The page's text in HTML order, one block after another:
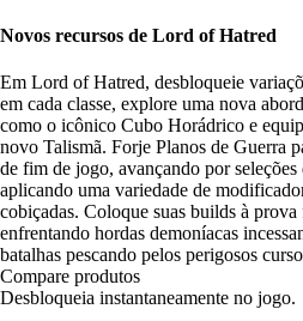
Novos recursos de Lord of Hatred
Em Lord of Hatred, desbloqueie
em cada classe, explore uma nova
como o icônico Cubo Horádrico e
novo Talismã. Forje Planos de Guerra
de fim de jogo, avançando por
aplicando uma variedade de
cobiçadas. Coloque suas builds à
enfrentando hordas demoníacas
batalhas pescando pelos perigosos
Compare produtos
Desbloqueia instantaneamente no jogo.